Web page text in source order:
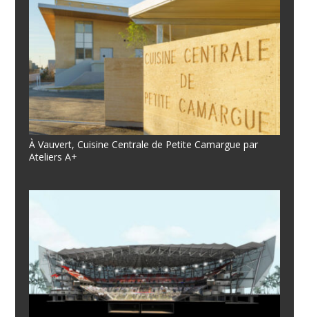
À Vauvert, Cuisine Centrale de Petite Camargue par
Ateliers A+